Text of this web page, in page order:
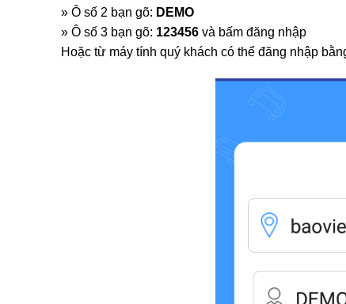
» Ô số 2 bạn gõ: DEMO
» Ô số 3 bạn gõ: 123456 và bấm đăng nhập
Hoặc từ máy tính quý khách có thể đăng nhập